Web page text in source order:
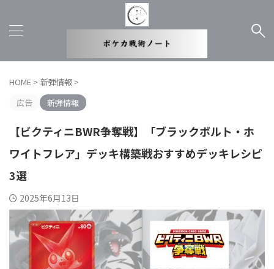
HOME > 新弾情報 >
広告
新弾情報
【ビクティニBWR争奪戦】「ブラックボルト・ホ
ワイトフレア」デッキ構築戦おすすめデッキレシピ
3選
2025年6月13日